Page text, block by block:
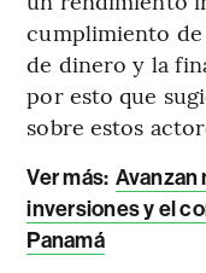
cumplimiento de
de dinero y la
por esto que
sobre estos
Ver más: Avanzan
inversiones y el
Panamá